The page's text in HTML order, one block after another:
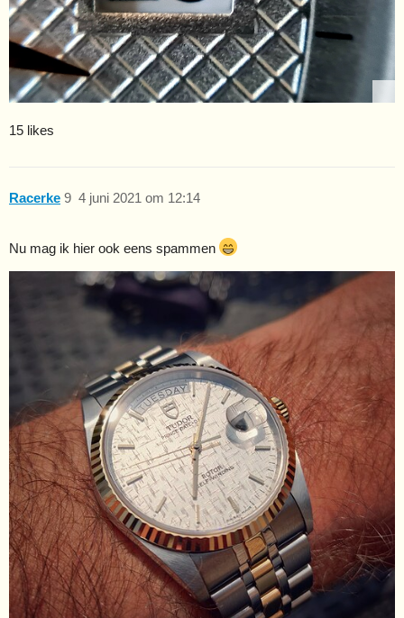
15 likes
Racerke 4 juni 2021 om 12:14
9
Nu mag ik hier ook eens spammen